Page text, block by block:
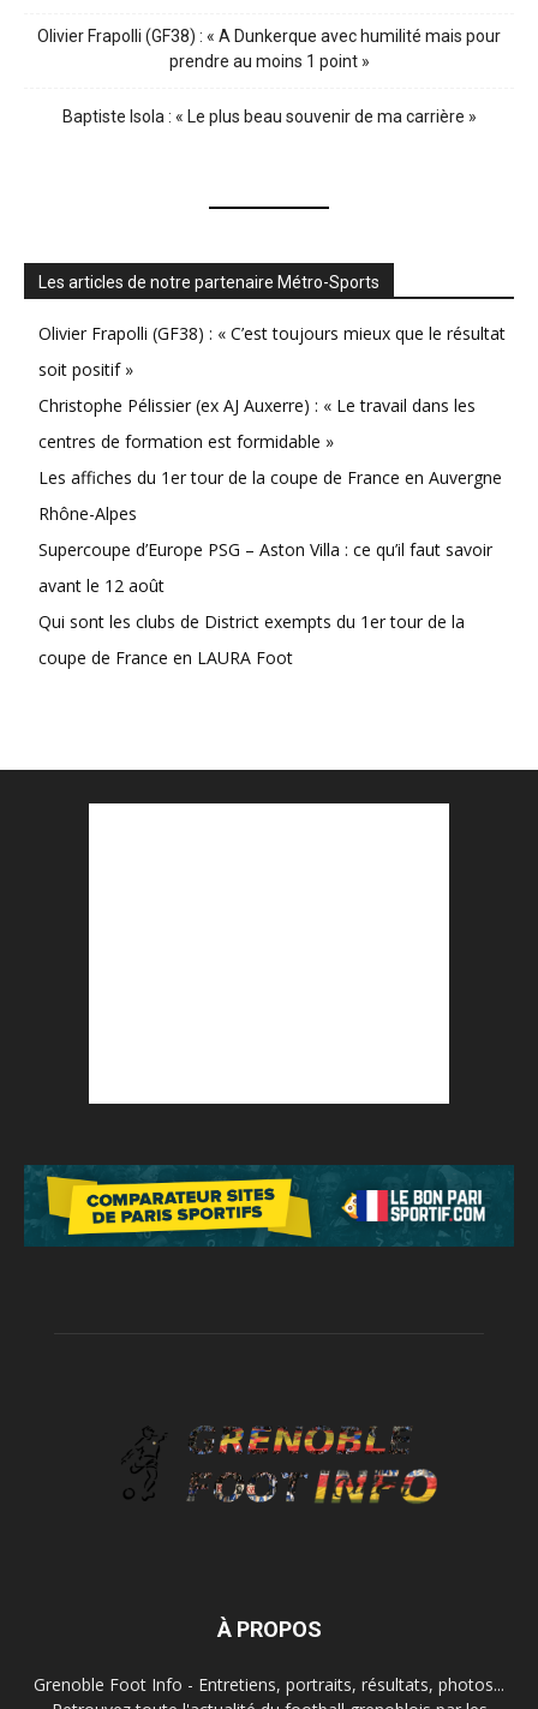
Olivier Frapolli (GF38) : « A Dunkerque avec humilité mais pour
prendre au moins 1 point »
Baptiste Isola : « Le plus beau souvenir de ma carrière »
Les articles de notre partenaire Métro-Sports
Olivier Frapolli (GF38) : « C’est toujours mieux que le résultat
soit positif »
Christophe Pélissier (ex AJ Auxerre) : « Le travail dans les
centres de formation est formidable »
Les affiches du 1er tour de la coupe de France en Auvergne
Rhône-Alpes
Supercoupe d’Europe PSG – Aston Villa : ce qu’il faut savoir
avant le 12 août
Qui sont les clubs de District exempts du 1er tour de la
coupe de France en LAURA Foot
À PROPOS
Grenoble Foot Info - Entretiens, portraits, résultats, photos...